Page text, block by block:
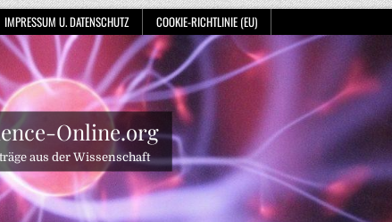
IMPRESSUM U. DATENSCHUTZ COOKIE-RICHTLINIE (EU)
Online.org
aus der Wissenschaft